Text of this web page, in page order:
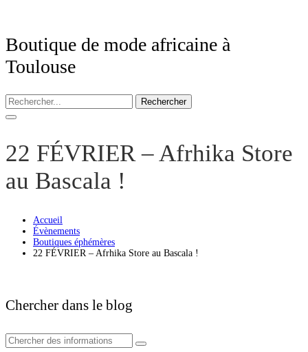
Boutique de mode africaine à
Toulouse
Rechercher
22 FÉVRIER – Afrhika Store
au Bascala !
Accueil
Évènements
Boutiques éphémères
22 FÉVRIER – Afrhika Store au Bascala !
Chercher dans le blog